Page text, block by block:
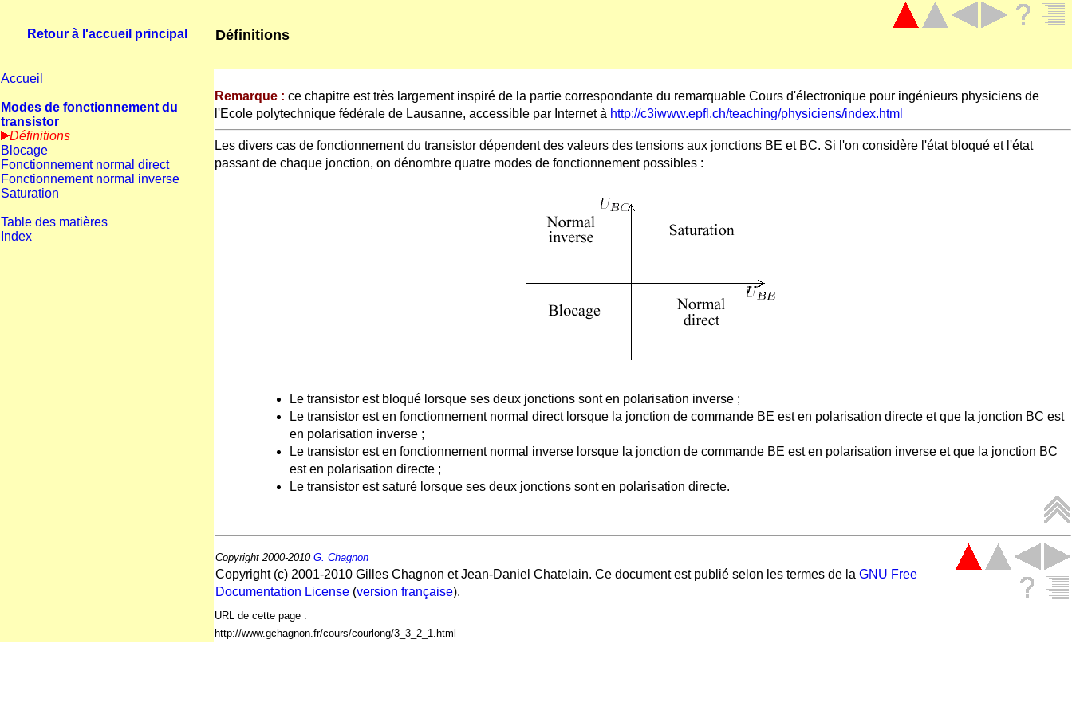
Retour à l'accueil principal Définitions
Accueil
Modes de fonctionnement du
transistor
Définitions
Blocage
Fonctionnement normal direct
Fonctionnement normal inverse
Saturation
Table des matières
Index
Remarque : ce chapitre est très largement inspiré de la partie correspondante du remarquable Cours d'électronique pour ingénieurs physiciens de
l'Ecole polytechnique fédérale de Lausanne, accessible par Internet à http://c3iwww.epfl.ch/teaching/physiciens/index.html
Les divers cas de fonctionnement du transistor dépendent des valeurs des tensions aux jonctions BE et BC. Si l'on considère l'état bloqué et l'état
passant de chaque jonction, on dénombre quatre modes de fonctionnement possibles :
Le transistor est bloqué lorsque ses deux jonctions sont en polarisation inverse ;
Le transistor est en fonctionnement normal direct lorsque la jonction de commande BE est en polarisation directe et que la jonction BC est
en polarisation inverse ;
Le transistor est en fonctionnement normal inverse lorsque la jonction de commande BE est en polarisation inverse et que la jonction BC
est en polarisation directe ;
Le transistor est saturé lorsque ses deux jonctions sont en polarisation directe.
Copyright 2000-2010 G. Chagnon
Copyright (c) 2001-2010 Gilles Chagnon et Jean-Daniel Chatelain. Ce document est publié selon les termes de la GNU Free
Documentation License (version française).
URL de cette page :
http://www.gchagnon.fr/cours/courlong/3_3_2_1.html